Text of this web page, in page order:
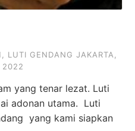
LUTI GENDANG JAKARTA
2022
yang tenar lezat. Luti
adonan utama. Luti
yang kami siapkan